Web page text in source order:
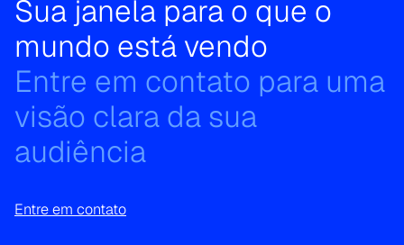
Sua janela para o que o
mundo está vendo
Entre em contato para uma
visão clara da sua
audiência
Entre em contato